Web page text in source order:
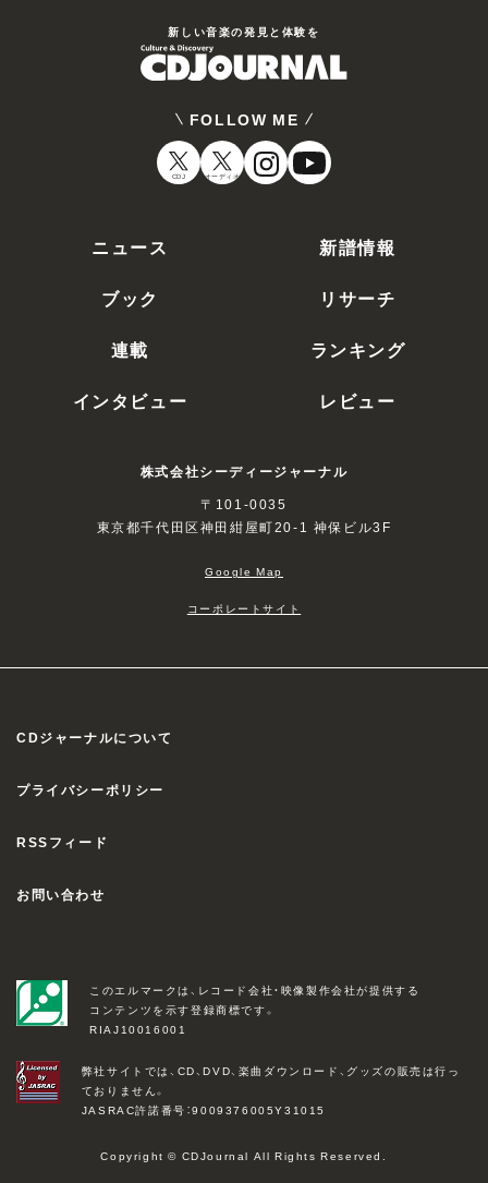
新しい⾳楽の発⾒と体験を
FOLLOW ME
CDJ オーディオ
ニュース
新譜情報
ブック
リサーチ
連載
ランキング
インタビュー
レビュー
株式会社シーディージャーナル
〒101-0035
東京都千代田区神田紺屋町20-1 神保ビル3F
Google Map
コーポレートサイト
CDジャーナルについて
プライバシーポリシー
RSSフィード
お問い合わせ
このエルマークは、レコード会社・映像製作会社が提供する
コンテンツを示す登録商標です。
RIAJ10016001
弊社サイトでは、CD、DVD、楽曲ダウンロード、グッズの販売は行っ
ておりません。
JASRAC許諾番号：9009376005Y31015
Copyright © CDJournal All Rights Reserved.